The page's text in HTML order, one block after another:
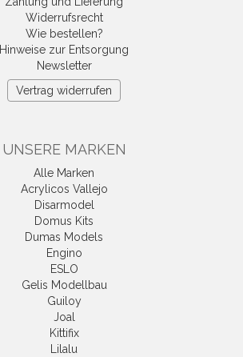
Widerrufsrecht
Wie bestellen?
Hinweise zur Entsorgung
Newsletter
Vertrag widerrufen
UNSERE MARKEN
Alle Marken
Acrylicos Vallejo
Disarmodel
Domus Kits
Dumas Models
Engino
ESLO
Gelis Modellbau
Guiloy
Joal
Kittifix
Lilalu